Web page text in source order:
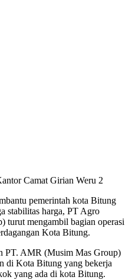
Camat Girian Weru 2
pemerintah kota Bitung
stabilitas harga, PT Agro
turut mengambil bagian operasi
Kota Bitung.
PT. AMR (Musim Mas Group)
di Kota Bitung yang bekerja
yang ada di kota Bitung.